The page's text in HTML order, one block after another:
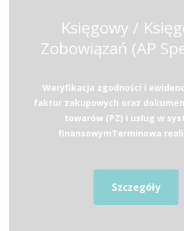
Księgowy /
Zobowiązań (AP
Weryfikacja zgodności i
faktur zakupowych oraz
towarów (PZ) i usług w
finansowymTerminowa
Szczegóły